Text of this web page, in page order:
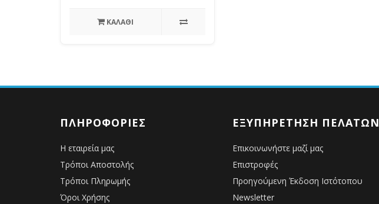
ΚΑΛΆΘΙ
ΠΛΗΡΟΦΟΡΊΕΣ
Η εταιρεία μας
Τρόποι Αποστολής
Τρόποι Πληρωμής
Όροι Χρήσης
ΕΞΥΠΗΡΈΤΗΣΗ ΠΕΛΑΤΏΝ
Επικοινωνήστε μαζί μας
Επιστροφές
Προηγούμενη Έκδοση Ιστότοπου
Newsletter